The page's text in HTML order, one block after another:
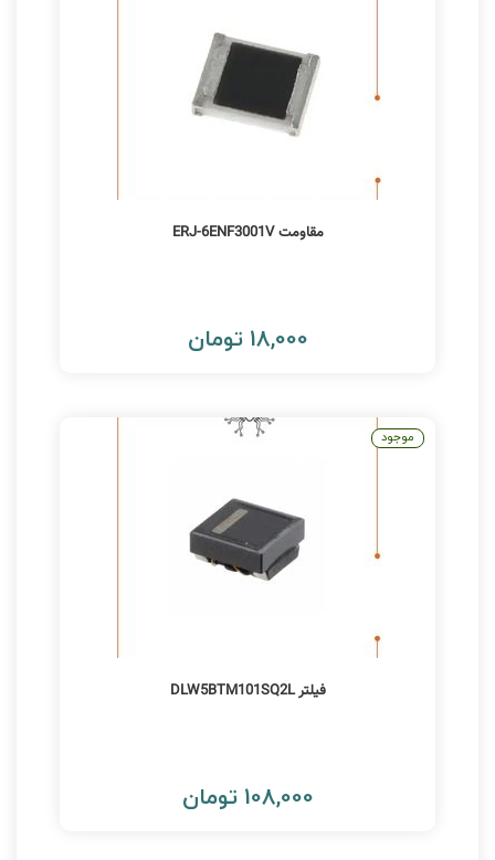
مقاومت ERJ-6ENF3001V
18,000 تومان
فیلتر DLW5BTM101SQ2L
108,000 تومان
موجود